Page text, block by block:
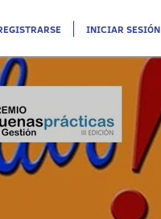
INICIAR SESIÓN